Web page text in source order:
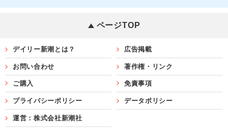
ページTOP
デイリー新潮とは？ 広告掲載
お問い合わせ 著作権・リンク
ご購入 免責事項
プライバシーポリシー データポリシー
運営：株式会社新潮社